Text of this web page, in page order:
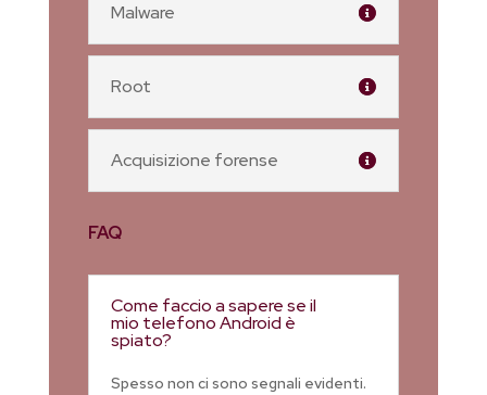
Malware
Root
Acquisizione forense
FAQ
Come faccio a sapere se il
mio telefono Android è
spiato?
Spesso non ci sono segnali evidenti.